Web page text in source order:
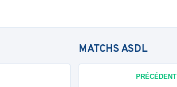
MATCHSASDL
PRÉCÉDENT